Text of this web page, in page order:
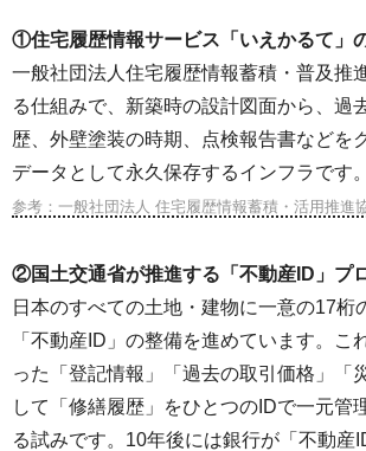
①住宅履歴情報サービス「いえかるて」
一般社団法人住宅履歴情報蓄積・普及推
る仕組みで、新築時の設計図面から、過
歴、外壁塗装の時期、点検報告書などを
データとして永久保存するインフラです。
参考：一般社団法人 住宅履歴情報蓄積・活用推進
②国土交通省が推進する「不動産ID」プ
日本のすべての土地・建物に一意の17桁
「不動産ID」の整備を進めています。こ
った「登記情報」「過去の取引価格」「
して「修繕履歴」をひとつのIDで一元管
る試みです。10年後には銀行が「不動産